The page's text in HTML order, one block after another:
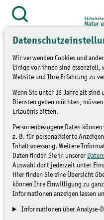
Wir verwenden Cookies und
Einige von ihnen sind essenziell,
Website und Ihre Erfahrung zu
Wenn Sie unter 16 Jahre alt
Diensten geben möchten,
Erlaubnis bitten.
Personenbezogene Daten
z. B. für personalisierte
Inhaltsmessung. Weitere
Daten finden Sie in unserer
Auswahl dort jederzeit unter
Hier finden Sie eine Übersicht
können Ihre Einwilligung zu
Informationen anzeigen lassen
Informationen über Analyse-
Zum
Inhalt
springen
Suche
Service » Presse
»
feiern 10